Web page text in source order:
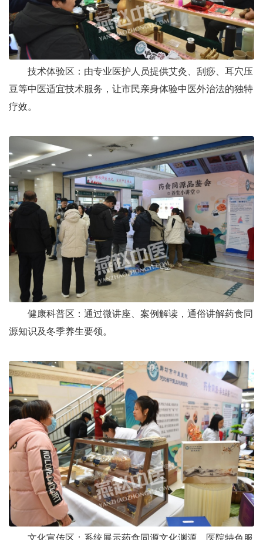
技术体验区：由专业医护人员提供艾灸、刮痧、耳穴压
豆等中医适宜技术服务，让市民亲身体验中医外治法的独特
疗效。
健康科普区：通过微讲座、案例解读，通俗讲解药食同
源知识及冬季养生要领。